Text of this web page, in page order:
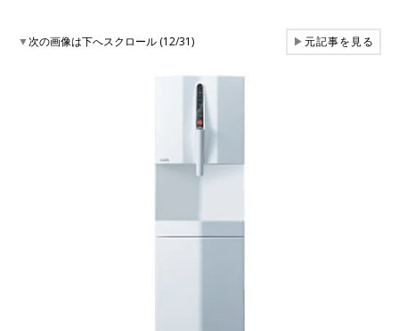
▼次の画像は下へスクロール (12/31) ▶元記事を見る